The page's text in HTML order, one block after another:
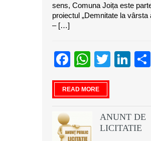
sens, Comuna Joița este
proiectul „Demnitate la vârsta
– […]
Facebook
Twitter
READ MORE
ANUNT DE
LICITATIE